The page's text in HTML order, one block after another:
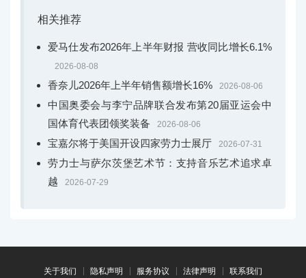
相关推荐
爱马仕发布2026年上半年财报 营收同比增长6.1%
2026-08-08
香奈儿2026年上半年销售额增长16% 2026-08-06
中国奥委会与李宁品牌联合发布第20届亚运会中
国体育代表团领奖装备
2026-08-06
宝嘉尔将于美国开设四家劳力士展厅 2026-07-31
劳力士与萨尔茨堡艺术节：支持音乐艺术追求卓
越
2026-07-29
关于我们 隐私声明 服务协议 法律声明 联系我们